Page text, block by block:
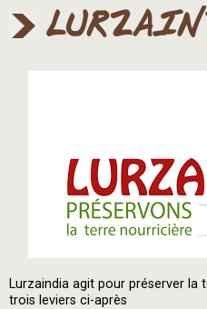
Lurzaindia agit pour préserver la
trois leviers ci-après